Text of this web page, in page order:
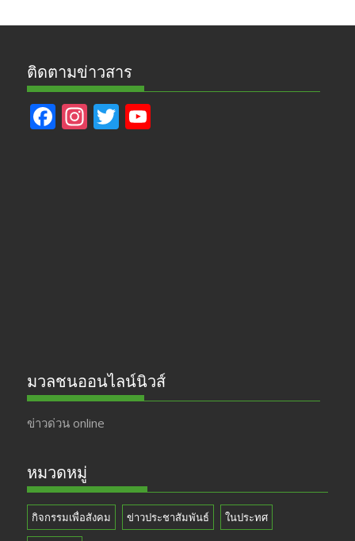
ติดตามข่าวสาร
F In T
มวลชนออนไลน์นิวส์
ข่าวด่วน online
หมวดหมู่
กิจกรรมเพื่อสังคม ข่าวประชาสัมพันธ์ ในประทศ